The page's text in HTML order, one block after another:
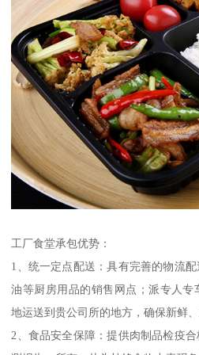
工厂食堂承包优势：
1、统一定点配送：具有完善的物流
油等厨房用品的销售网点；派专人
地运送到贵公司所的地方，确保新鲜
2、食品安全保障：提供肉制品检疫